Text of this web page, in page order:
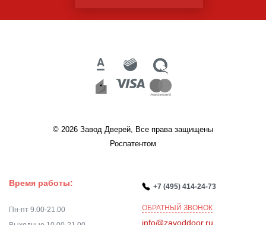
© 2026 Завод Дверей, Все права защищены
Роспатентом
Время работы:
Пн-пт 9.00-21.00
+7 (495) 414-24-73
ОБРАТНЫЙ ЗВОНОК
info@zavoddoor.ru